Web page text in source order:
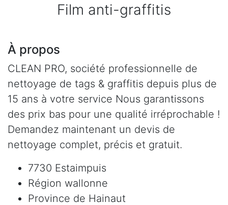
Film anti-graffitis
À propos
CLEAN PRO, société professionnelle de
nettoyage de tags & graffitis depuis plus de
15 ans à votre service Nous garantissons
des prix bas pour une qualité irréprochable !
Demandez maintenant un devis de
nettoyage complet, précis et gratuit.
7730 Estaimpuis
Région wallonne
Province de Hainaut